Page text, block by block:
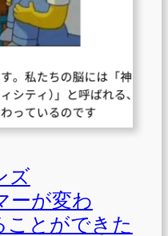
ズ
ーが変わ
ことができた